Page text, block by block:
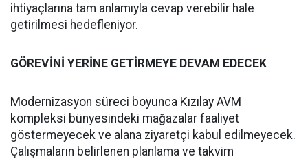
ihtiyaçlarına tam anlamıyla cevap verebilir hale
getirilmesi hedefleniyor.
GÖREVİNİ YERİNE GETİRMEYE DEVAM EDECEK
Modernizasyon süreci boyunca Kızılay AVM
kompleksi bünyesindeki mağazalar faaliyet
göstermeyecek ve alana ziyaretçi kabul edilmeyecek.
Çalışmaların belirlenen planlama ve takvim